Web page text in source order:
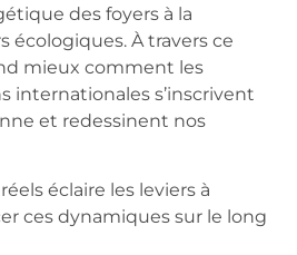
des foyers à la
écologiques. À travers ce
mieux comment les
internationales s’inscrivent
et redessinent nos
éclaire les leviers à
ces dynamiques sur le long